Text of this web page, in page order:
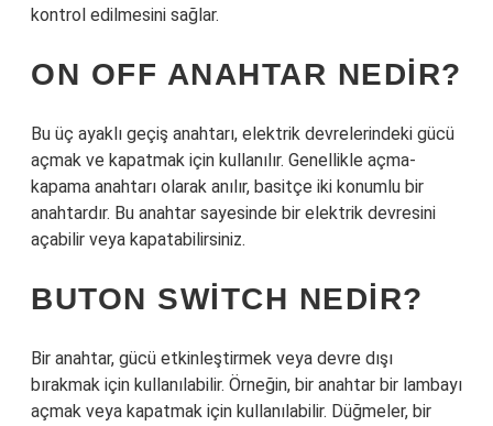
kontrol edilmesini sağlar.
ON OFF ANAHTAR NEDIR?
Bu üç ayaklı geçiş anahtarı, elektrik devrelerindeki gücü
açmak ve kapatmak için kullanılır. Genellikle açma-
kapama anahtarı olarak anılır, basitçe iki konumlu bir
anahtardır. Bu anahtar sayesinde bir elektrik devresini
açabilir veya kapatabilirsiniz.
BUTON SWITCH NEDIR?
Bir anahtar, gücü etkinleştirmek veya devre dışı
bırakmak için kullanılabilir. Örneğin, bir anahtar bir lambayı
açmak veya kapatmak için kullanılabilir. Düğmeler, bir